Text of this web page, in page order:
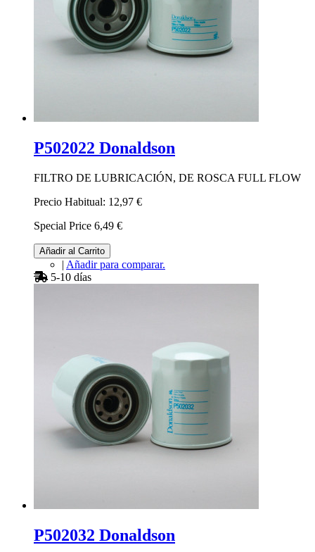
P502022 Donaldson
FILTRO DE LUBRICACIÓN, DE ROSCA FULL FLOW
Precio Habitual: 12,97 €
Special Price 6,49 €
Añadir al Carrito
| Añadir para comparar.
5-10 días
P502032 Donaldson